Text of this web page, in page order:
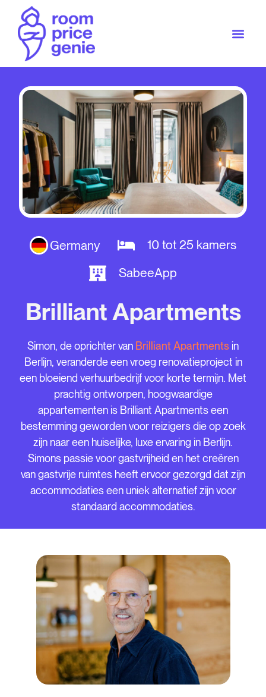
Brilliant Apartments
Simon, de oprichter van Brilliant Apartmentsin
Berlijn, veranderde een vroeg renovatieproject in
een bloeiend verhuurbedrijf voor korte termijn. Met
prachtig ontworpen, hoogwaardige
appartementen is Brilliant Apartments een
bestemming geworden voor reizigers die op zoek
zijn naar een huiselijke, luxe ervaring in Berlijn.
Simons passie voor gastvrijheid en het creëren
van gastvrije ruimtes heeft ervoor gezorgd dat zijn
accommodaties een uniek alternatief zijn voor
standaard accommodaties.
Germany
10 tot 25 kamers
SabeeApp